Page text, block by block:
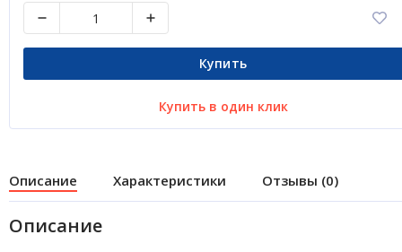
Купить
Купить в один клик
Описание Характеристики Отзывы (0)
Описание